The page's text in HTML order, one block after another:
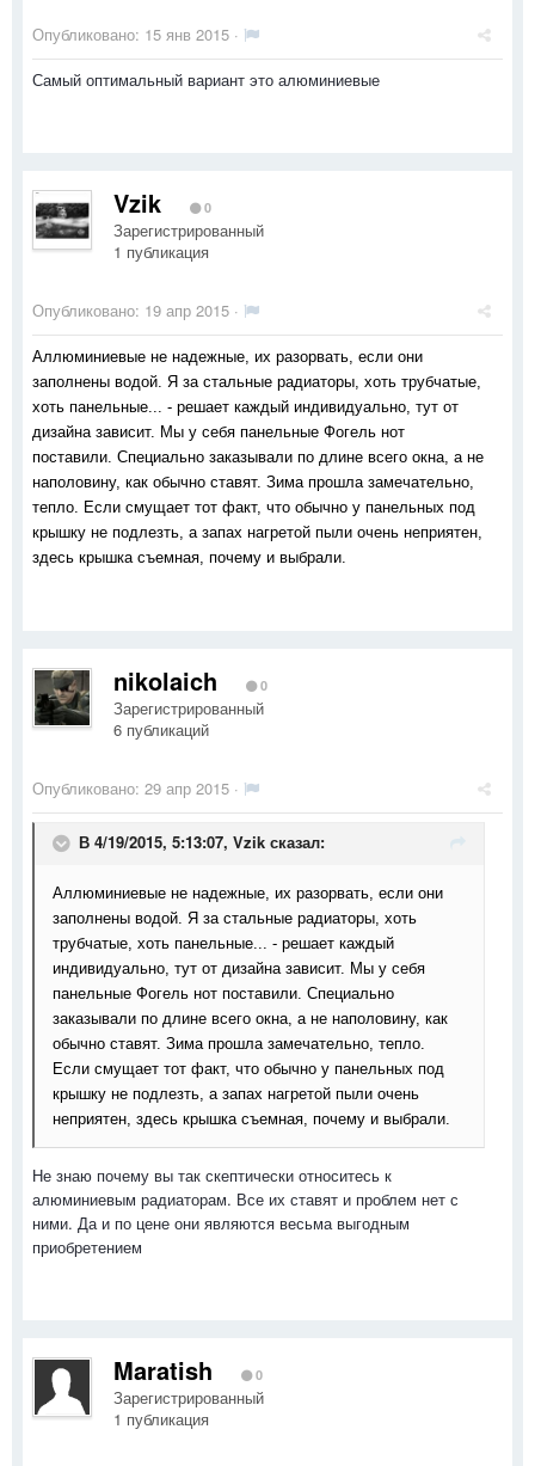
Опубликовано: 15 янв 2015 ·
Самый оптимальный вариант это алюминиевые
Vzik 0
Зарегистрированный
1 публикация
Опубликовано: 19 апр 2015 ·
Аллюминиевые не надежные, их разорвать, если они
заполнены водой. Я за стальные радиаторы, хоть трубчатые,
хоть панельные... - решает каждый индивидуально, тут от
дизайна зависит. Мы у себя панельные Фогель нот
поставили. Специально заказывали по длине всего окна, а не
наполовину, как обычно ставят. Зима прошла замечательно,
тепло. Если смущает тот факт, что обычно у панельных под
крышку не подлезть, а запах нагретой пыли очень неприятен,
здесь крышка съемная, почему и выбрали.
nikolaich 0
Зарегистрированный
6 публикаций
Опубликовано: 29 апр 2015 ·
В 4/19/2015, 5:13:07, Vzik сказал:
Аллюминиевые не надежные, их разорвать, если они
заполнены водой. Я за стальные радиаторы, хоть
трубчатые, хоть панельные... - решает каждый
индивидуально, тут от дизайна зависит. Мы у себя
панельные Фогель нот поставили. Специально
заказывали по длине всего окна, а не наполовину, как
обычно ставят. Зима прошла замечательно, тепло.
Если смущает тот факт, что обычно у панельных под
крышку не подлезть, а запах нагретой пыли очень
неприятен, здесь крышка съемная, почему и выбрали.
Не знаю почему вы так скептически относитесь к
алюминиевым радиаторам. Все их ставят и проблем нет с
ними. Да и по цене они являются весьма выгодным
приобретением
Maratish 0
Зарегистрированный
1 публикация